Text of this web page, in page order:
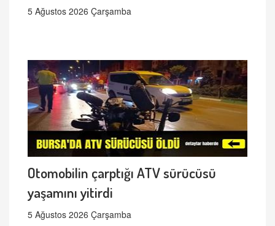
5 Ağustos 2026 Çarşamba
Otomobilin çarptığı ATV sürücüsü
yaşamını yitirdi
5 Ağustos 2026 Çarşamba